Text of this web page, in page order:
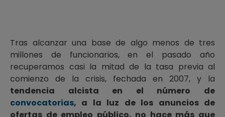
Tras alcanzar una base de algo menos de tres
millones de funcionarios, en el pasado año
recuperamos casi la mitad de la tasa previa al
comienzo de la crisis, fechada en 2007, y la
tendencia alcista en el número de
convocatorias, a la luz de los anuncios de